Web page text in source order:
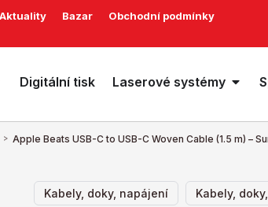
Aktuality Bazar
Obchodní podmínky
Digitální tisk Laserové systémy
> Apple Beats USB-C to USB-C Woven Cable (1.5 m) –
Kabely, doky, napájení Kabely,